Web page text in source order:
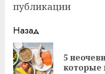
публикации
Продолжить
чтение
Назад
5
которые